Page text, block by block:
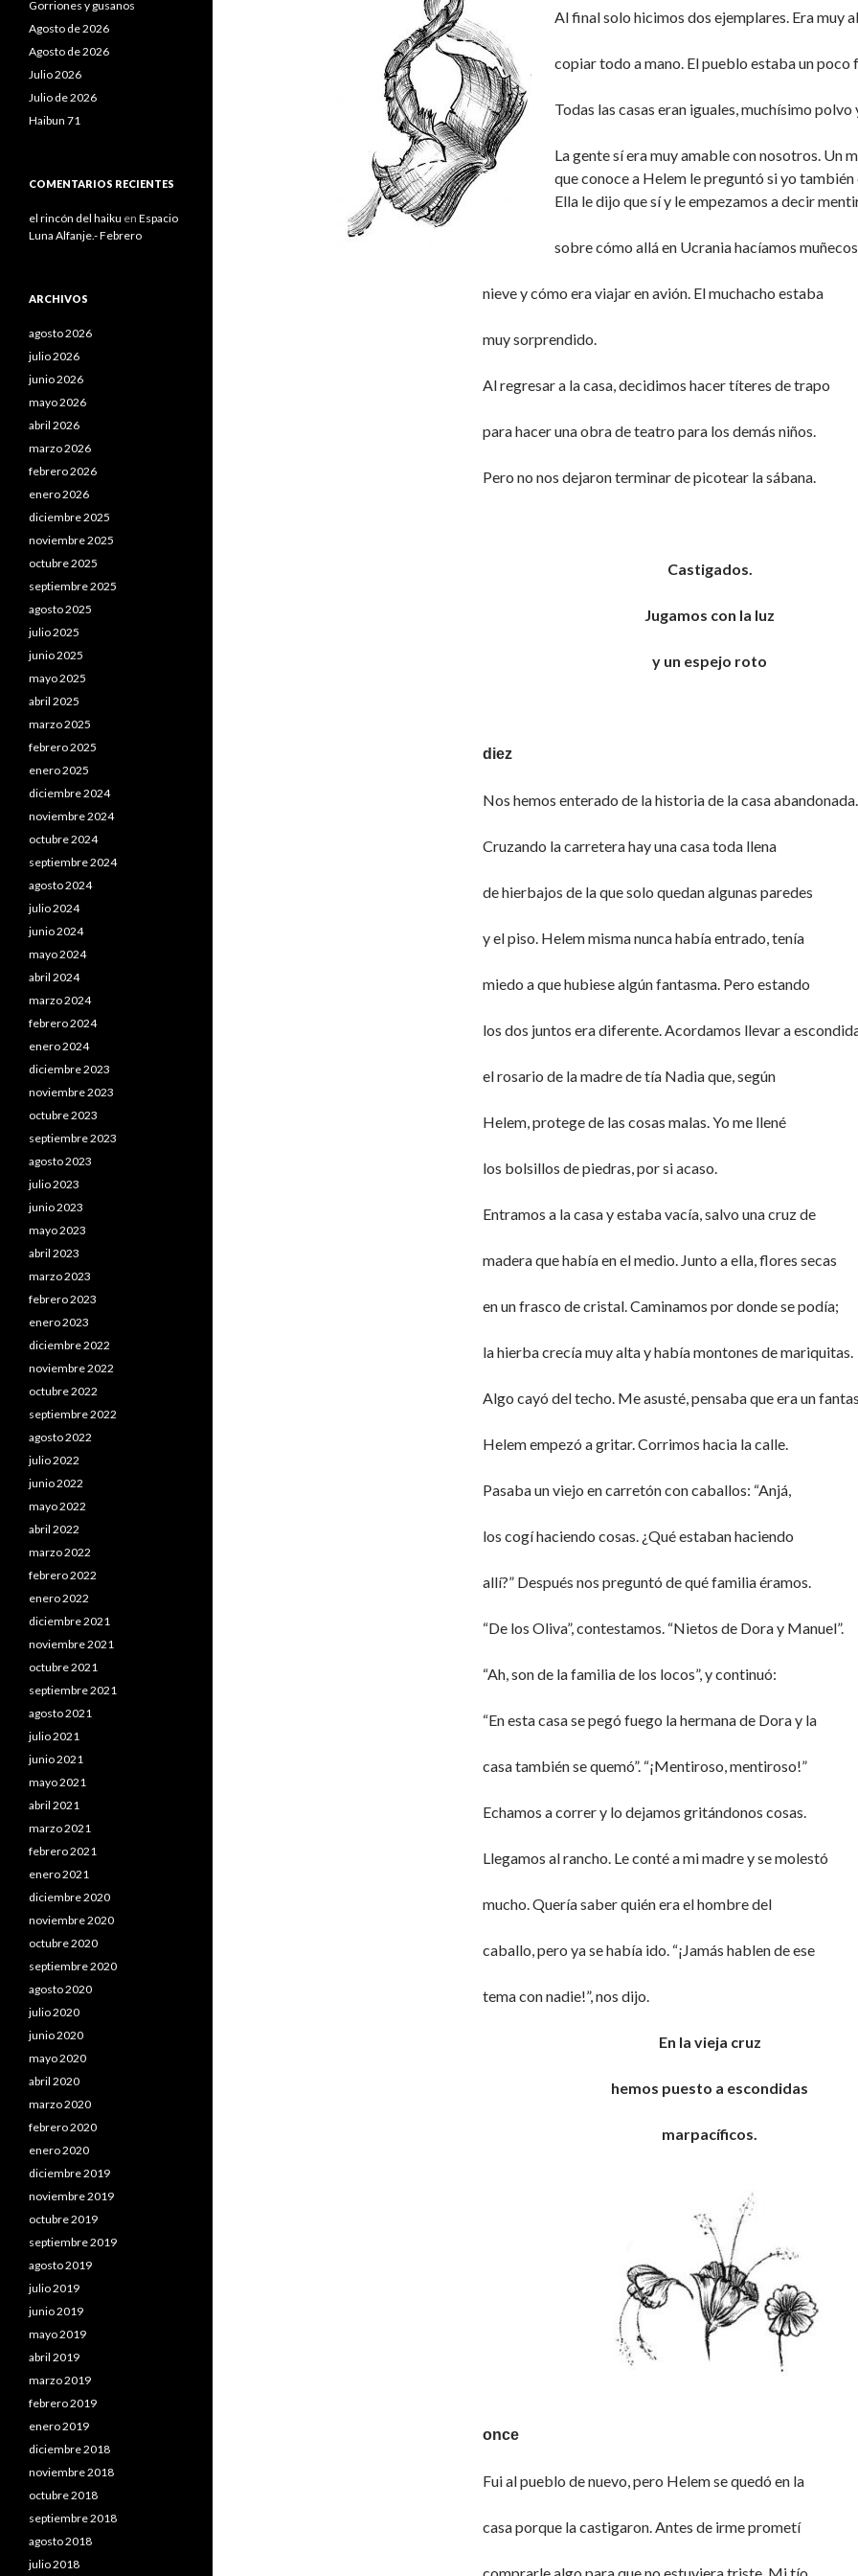
Al final solo hicimos dos ejemplares. Era muy
copiar todo a mano. El pueblo estaba un poco
Todas las casas eran iguales, muchísimo polvo
La gente sí era muy amable con nosotros. Un
que conoce a Helem le preguntó si yo también
Ella le dijo que sí y le empezamos a decir
sobre cómo allá en Ucrania hacíamos
nieve y cómo era viajar en avión. El muchacho estaba
muy sorprendido.
Al regresar a la casa, decidimos hacer títeres de trapo
para hacer una obra de teatro para los demás niños.
Pero no nos dejaron terminar de picotear la sábana.
Castigados.
Jugamos con la luz
y un espejo roto
diez
Nos hemos enterado de la historia de la casa abandonada.
Cruzando la carretera hay una casa toda llena
de hierbajos de la que solo quedan algunas paredes
y el piso. Helem misma nunca había entrado, tenía
miedo a que hubiese algún fantasma. Pero estando
los dos juntos era diferente. Acordamos llevar a
el rosario de la madre de tía Nadia que, según
Helem, protege de las cosas malas. Yo me llené
los bolsillos de piedras, por si acaso.
Entramos a la casa y estaba vacía, salvo una cruz de
madera que había en el medio. Junto a ella, flores secas
en un frasco de cristal. Caminamos por donde se podía;
la hierba crecía muy alta y había montones de mariquitas.
Algo cayó del techo. Me asusté, pensaba que era un
Helem empezó a gritar. Corrimos hacia la calle.
Pasaba un viejo en carretón con caballos: “Anjá,
los cogí haciendo cosas. ¿Qué estaban haciendo
allí?” Después nos preguntó de qué familia éramos.
“De los Oliva”, contestamos. “Nietos de Dora y Manuel”.
“Ah, son de la familia de los locos”, y continuó:
“En esta casa se pegó fuego la hermana de Dora y la
casa también se quemó”. “¡Mentiroso, mentiroso!”
Echamos a correr y lo dejamos gritándonos cosas.
Llegamos al rancho. Le conté a mi madre y se molestó
mucho. Quería saber quién era el hombre del
caballo, pero ya se había ido. “¡Jamás hablen de ese
tema con nadie!”, nos dijo.
En la vieja cruz
hemos puesto a escondidas
marpacíficos.
once
Fui al pueblo de nuevo, pero Helem se quedó en la
casa porque la castigaron. Antes de irme prometí
Gorriones y gusanos
Agosto de 2026
Agosto de 2026
Julio 2026
Julio de 2026
Haibun 71
COMENTARIOS RECIENTES
el rincón del haiku en Espacio
Luna Alfanje.- Febrero
ARCHIVOS
agosto 2026
julio 2026
junio 2026
mayo 2026
abril 2026
marzo 2026
febrero 2026
enero 2026
diciembre 2025
noviembre 2025
octubre 2025
septiembre 2025
agosto 2025
julio 2025
junio 2025
mayo 2025
abril 2025
marzo 2025
febrero 2025
enero 2025
diciembre 2024
noviembre 2024
octubre 2024
septiembre 2024
agosto 2024
julio 2024
junio 2024
mayo 2024
abril 2024
marzo 2024
febrero 2024
enero 2024
diciembre 2023
noviembre 2023
octubre 2023
septiembre 2023
agosto 2023
julio 2023
junio 2023
mayo 2023
abril 2023
marzo 2023
febrero 2023
enero 2023
diciembre 2022
noviembre 2022
octubre 2022
septiembre 2022
agosto 2022
julio 2022
junio 2022
mayo 2022
abril 2022
marzo 2022
febrero 2022
enero 2022
diciembre 2021
noviembre 2021
octubre 2021
septiembre 2021
agosto 2021
julio 2021
junio 2021
mayo 2021
abril 2021
marzo 2021
febrero 2021
enero 2021
diciembre 2020
noviembre 2020
octubre 2020
septiembre 2020
agosto 2020
julio 2020
junio 2020
mayo 2020
abril 2020
marzo 2020
febrero 2020
enero 2020
diciembre 2019
noviembre 2019
octubre 2019
septiembre 2019
agosto 2019
julio 2019
junio 2019
mayo 2019
abril 2019
marzo 2019
febrero 2019
enero 2019
diciembre 2018
noviembre 2018
octubre 2018
septiembre 2018
agosto 2018
julio 2018